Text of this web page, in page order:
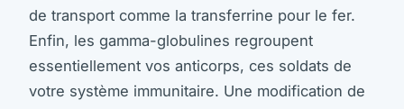
de transport comme la transferrine pour le fer.
Enfin, les gamma-globulines regroupent
essentiellement vos anticorps, ces soldats de
votre système immunitaire. Une modification de